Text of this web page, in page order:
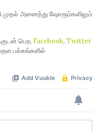
முதல் அனைத்து ஷோரூம்களிலும்
பெற, Facebook, Twitter
பக்கங்களில்